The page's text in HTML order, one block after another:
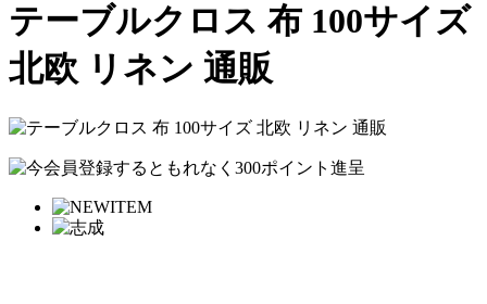
テーブルクロス 布 100サイズ
北欧 リネン 通販